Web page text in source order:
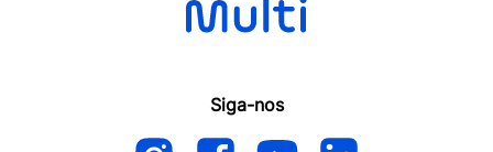
Siga-nos